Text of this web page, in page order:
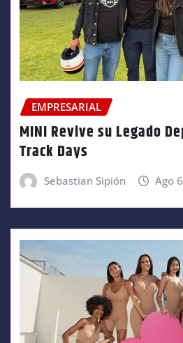
EMPRESARIAL
MINI Revive su Legado
Track Days
Sebastian Sipión Ago